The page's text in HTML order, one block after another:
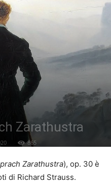
Zarathustra
865
Zarathustra), op. 30 è
di Richard Strauss.